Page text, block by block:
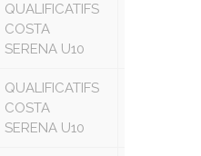
QUALIFICATIFS
COSTA
SERENA U10
QUALIFICATIFS
COSTA
SERENA U10